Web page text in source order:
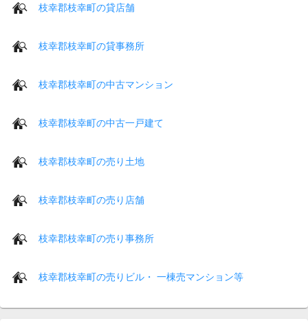
枝幸郡枝幸町の貸店舗
枝幸郡枝幸町の貸事務所
枝幸郡枝幸町の中古マンション
枝幸郡枝幸町の中古一戸建て
枝幸郡枝幸町の売り土地
枝幸郡枝幸町の売り店舗
枝幸郡枝幸町の売り事務所
枝幸郡枝幸町の売りビル・ 一棟売マンション等